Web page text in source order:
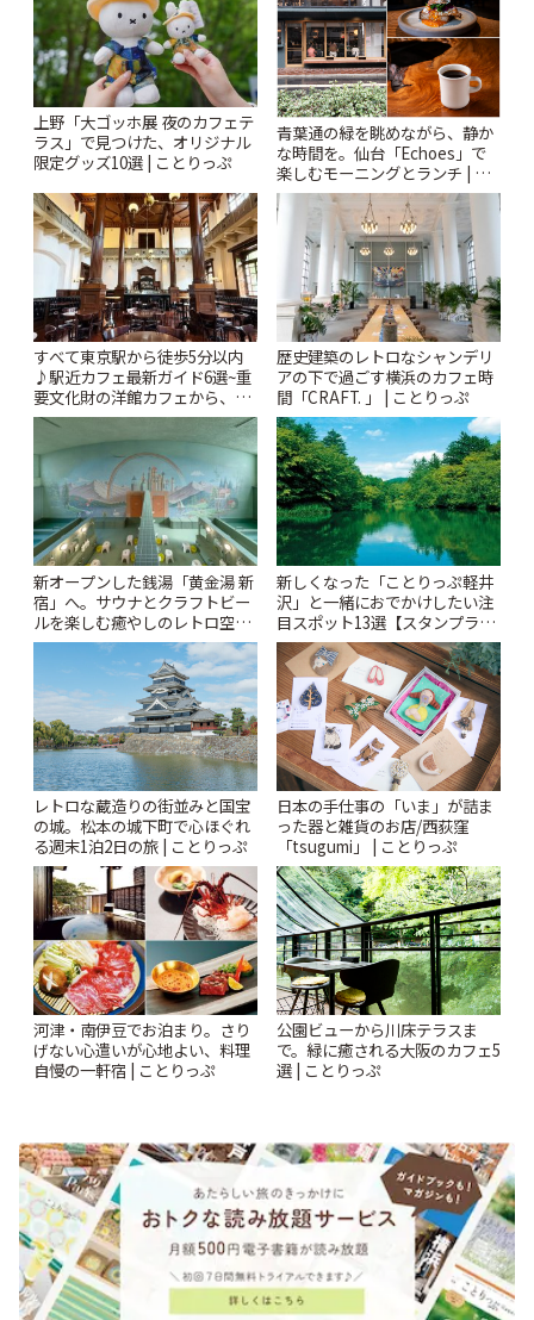
上野「大ゴッホ展 夜のカフェテ
ラス」で見つけた、オリジナル
限定グッズ10選 | ことりっぷ
青葉通の緑を眺めながら、静か
な時間を。仙台「Echoes」で
楽しむモーニングとランチ | こ
とりっぷ
すべて東京駅から徒歩5分以内
♪駅近カフェ最新ガイド6選~重
要文化財の洋館カフェから、改
札すぐのレトロ喫茶まで~ | こと
歴史建築のレトロなシャンデリ
アの下で過ごす横浜のカフェ時
間「CRAFT. 」 | ことりっぷ
新オープンした銭湯「黄金湯 新
宿」へ。サウナとクラフトビー
ルを楽しむ癒やしのレトロ空間
| ことりっぷ
新しくなった「ことりっぷ軽井
沢」と一緒におでかけしたい注
目スポット13選【スタンプラリ
ー開催中】 | ことりっぷ
レトロな蔵造りの街並みと国宝
の城。松本の城下町で心ほぐれ
る週末1泊2日の旅 | ことりっぷ
日本の手仕事の「いま」が詰ま
った器と雑貨のお店/西荻窪
「tsugumi」 | ことりっぷ
河津・南伊豆でお泊まり。さり
げない心遣いが心地よい、料理
自慢の一軒宿 | ことりっぷ
公園ビューから川床テラスま
で。緑に癒される大阪のカフェ5
選 | ことりっぷ